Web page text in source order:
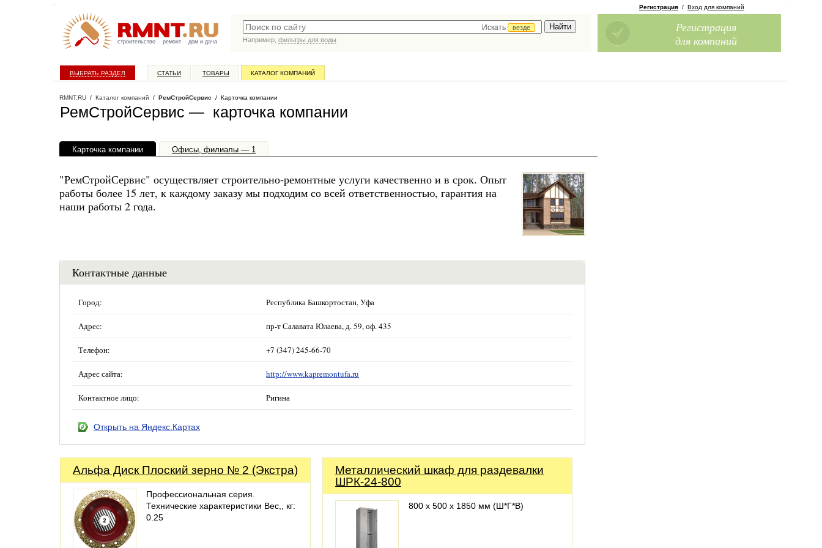
строительство ремонт дом и дача
Искать
везде
Например, фильтры для воды
Регистрация / Вход для компаний
Регистрация
для компаний
ВЫБРАТЬ РАЗДЕЛ СТАТЬИ ТОВАРЫ КАТАЛОГ КОМПАНИЙ
RMNT.RU / Каталог компаний / РемСтройСервис / Карточка компании
РемСтройСервис — карточка компании
Карточка компании Офисы, филиалы — 1
"РемСтройСервис" осуществляет строительно-ремонтные услуги качественно и в срок. Опыт
работы более 15 лет, к каждому заказу мы подходим со всей ответственностью, гарантия на
наши работы 2 года.
Контактные данные
Город: Республика Башкортостан, Уфа
Адрес: пр-т Салавата Юлаева, д. 59, оф. 435
Телефон: +7 (347) 245-66-70
Адрес сайта: http://www.kapremontufa.ru
Контактное лицо: Ригина
Открыть на Яндекс.Картах
Альфа Диск Плоский зерно № 2 (Экстра)
Профессиональная серия.
Технические характеристики Вес,, кг:
0.25
Металлический шкаф для раздевалки
ШРК-24-800
800 х 500 х 1850 мм (Ш*Г*В)